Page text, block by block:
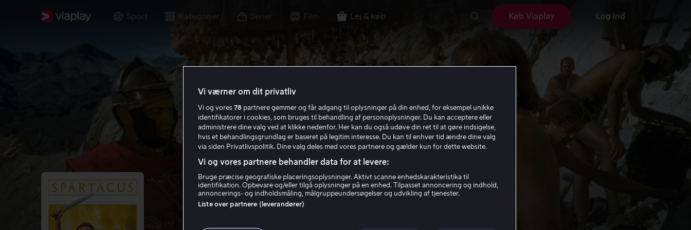
Sport Kategorier Serier Film Lej & køb Køb Viaplay Log ind
Vi værner om dit privatliv
Vi og vores 78 partnere gemmer og får adgang til oplysninger på din enhed, for eksempel unikke
identifikatorer i cookies, som bruges til behandling af personoplysninger. Du kan acceptere eller
administrere dine valg ved at klikke nedenfor. Her kan du også udøve din ret til at gøre indsigelse,
hvis et behandlingsgrundlag er baseret på legitim interesse. Du kan til enhver tid ændre dine valg
via siden Privatlivspolitik. Dine valg deles med vores partnere og gælder kun for dette website.
Vi og vores partnere behandler data for at levere:
Bruge præcise geografiske placeringsoplysninger. Aktivt scanne enhedskarakteristika til
identifikation. Opbevare og/eller tilgå oplysninger på en enhed. Tilpasset annoncering og indhold,
annoncerings- og indholdsmåling, målgruppeundersøgelser og udvikling af tjenester.
Liste over partnere (leverandører)